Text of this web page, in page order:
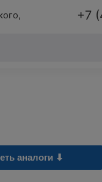
+7
аналоги ⬇